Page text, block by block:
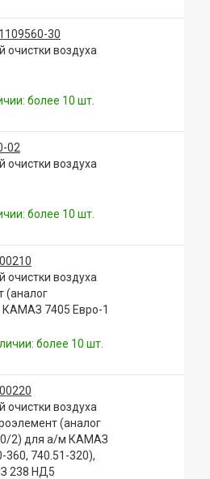
30
воздуха
более 10 шт.
02
воздуха
более 10 шт.
воздуха
(аналог
7405 Евро-1
более 10 шт.
воздуха
(аналог
2) для а/м КАМАЗ
360, 740.51-320),
238 НД5